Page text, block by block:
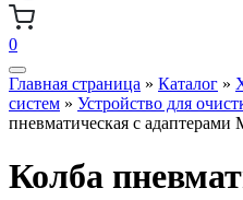
0
Главная страница » Каталог »
систем » Устройство для
пневматическая с
Колба